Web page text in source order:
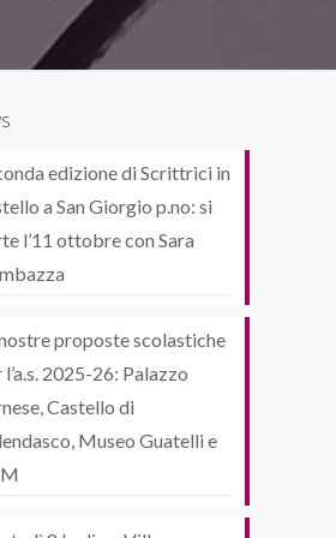
edizione di Scrittrici in
a San Giorgio p.no: si
l’11 ottobre con Sara
proposte scolastiche
l’a.s. 2025-26: Palazzo
Castello di
Museo Guatelli e